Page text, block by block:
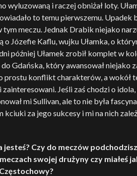
wyluzowaną i raczej obniżał loty.
to temu pierwszemu. Upadek
meczu. Jednak Drabik niejako
o Józefie Kaflu, wujku Ułamka, o
później Ułamek zrobił komplet w
Gdańska, który awansował niejako
prostu konflikt charakterów, a wokół
Jeśli zaś chodzi o
mi Sullivan, ale to nie była
za jego sukcesy i mi na nich
Czy do meczów
swojej drużyny czy miałeś